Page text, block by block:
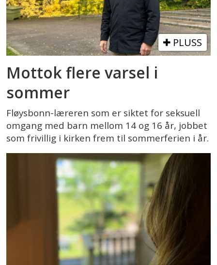
PLUSS
Mottok flere varsel i
sommer
Fløysbonn-læreren som er siktet for seksuell
omgang med barn mellom 14 og 16 år, jobbet
som frivillig i kirken frem til sommerferien i år.